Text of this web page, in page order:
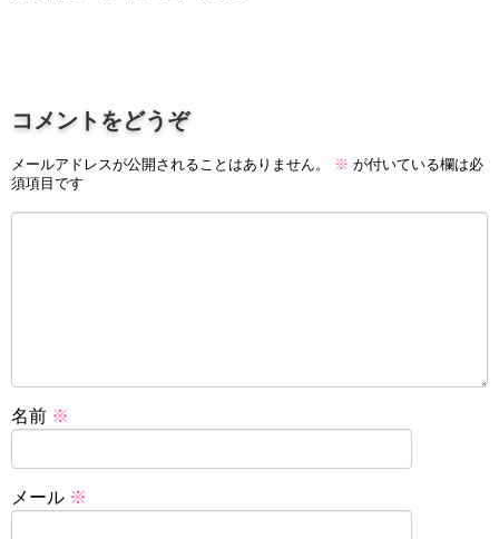
コメントをどうぞ
メールアドレスが公開されることはありません。 ※ が付いている欄は必
須項目です
名前 ※
メール ※
ギターのサブスクを比較